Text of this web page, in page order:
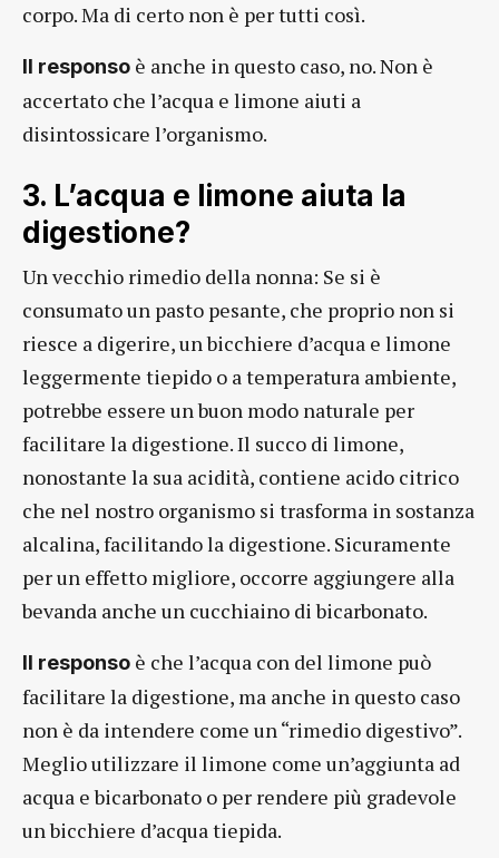
corpo. Ma di certo non è per tutti così.
Il responso è anche in questo caso, no. Non è
accertato che l’acqua e limone aiuti a
disintossicare l’organismo.
3. L’acqua e limone aiuta la
digestione?
Un vecchio rimedio della nonna: Se si è
consumato un pasto pesante, che proprio non si
riesce a digerire, un bicchiere d’acqua e limone
leggermente tiepido o a temperatura ambiente,
potrebbe essere un buon modo naturale per
facilitare la digestione. Il succo di limone,
nonostante la sua acidità, contiene acido citrico
che nel nostro organismo si trasforma in sostanza
alcalina, facilitando la digestione. Sicuramente
per un effetto migliore, occorre aggiungere alla
bevanda anche un cucchiaino di bicarbonato.
Il responso è che l’acqua con del limone può
facilitare la digestione, ma anche in questo caso
non è da intendere come un “rimedio digestivo”.
Meglio utilizzare il limone come un’aggiunta ad
acqua e bicarbonato o per rendere più gradevole
un bicchiere d’acqua tiepida.